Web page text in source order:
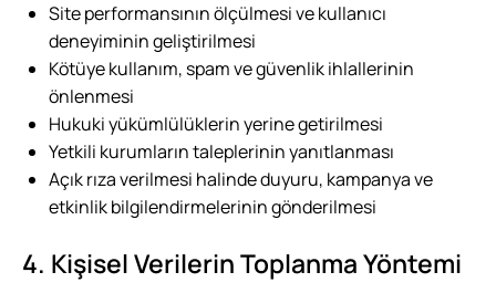
Site performansının ölçülmesi ve kullanıcı
deneyiminin geliştirilmesi
Kötüye kullanım, spam ve güvenlik ihlallerinin
önlenmesi
Hukuki yükümlülüklerin yerine getirilmesi
Yetkili kurumların taleplerinin yanıtlanması
Açık rıza verilmesi halinde duyuru, kampanya ve
etkinlik bilgilendirmelerinin gönderilmesi
4. Kişisel Verilerin Toplanma Yöntemi